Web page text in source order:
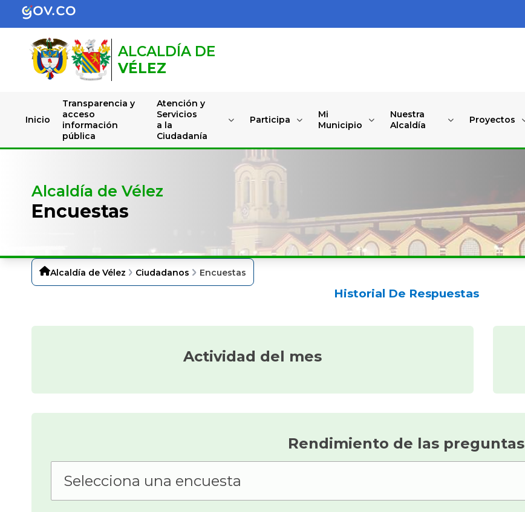
ALCALDÍA DE
VÉLEZ
Inicio
Transparencia y
acceso
información
pública
Atención y
Servicios
a la
Ciudadanía
Participa
Mi
Municipio
Nuestra
Alcaldía
Proyectos
Alcaldía de Vélez
Encuestas
Alcaldía de Vélez Ciudadanos Encuestas
Historial De Respuestas
Actividad del mes
Rendimiento de las preguntas